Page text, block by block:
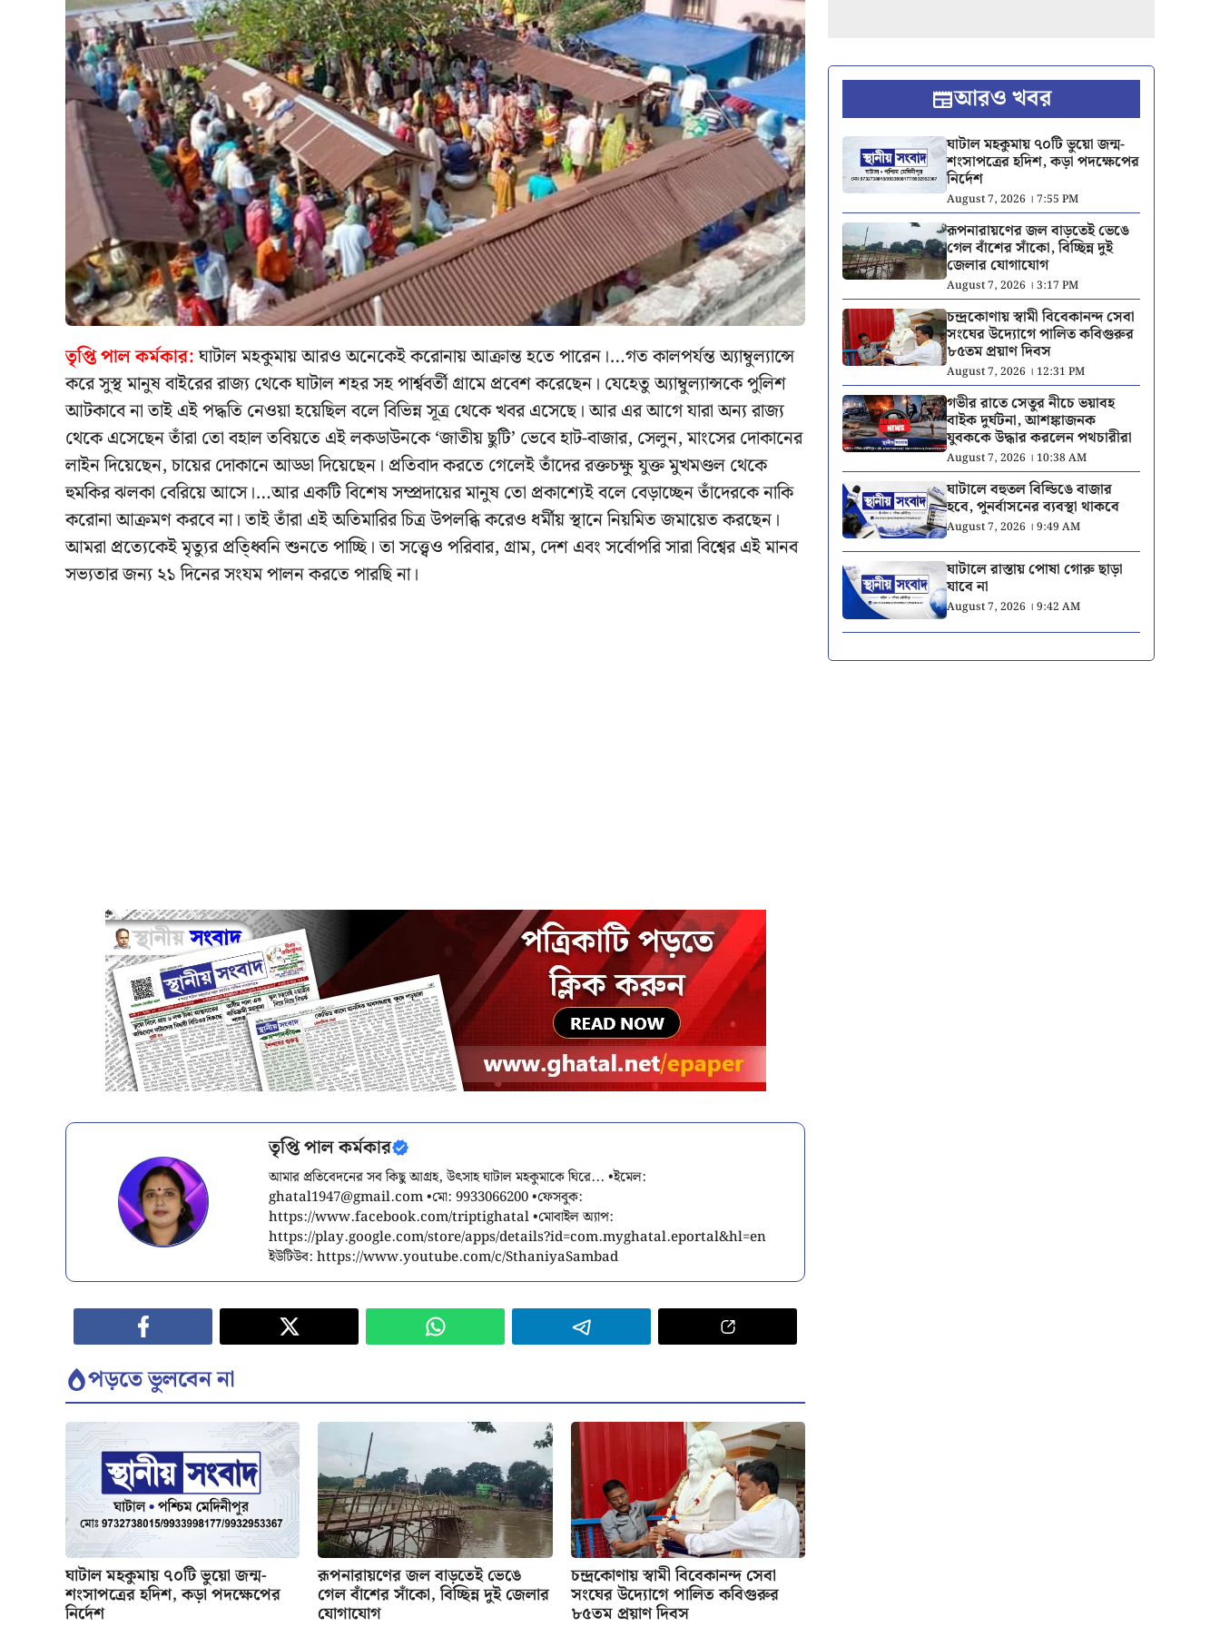
তৃপ্তি পাল কর্মকার:ঘাটাল মহকুমায় আরও অনেকেই করোনায় আক্রান্ত হতে পারেন।…গত কালপর্যন্ত অ্যাম্বুল্যান্সে
করে সুস্থ মানুষ বাইরের রাজ্য থেকে ঘাটাল শহর সহ পার্শ্ববর্তী গ্রামে প্রবেশ করেছেন। যেহেতু অ্যাম্বুল্যান্সকে পুলিশ
আটকাবে না তাই এই পদ্ধতি নেওয়া হয়েছিল বলে বিভিন্ন সূত্র থেকে খবর এসেছে। আর এর আগে যারা অন্য রাজ্য
থেকে এসেছেন তাঁরা তো বহাল তবিয়তে এই লকডাউনকে ‘জাতীয় ছুটি’ ভেবে হাট-বাজার, সেলুন, মাংসের দোকানের
লাইন দিয়েছেন, চায়ের দোকানে আড্ডা দিয়েছেন। প্রতিবাদ করতে গেলেই তাঁদের রক্তচক্ষু যুক্ত মুখমণ্ডল থেকে
হুমকির ঝলকা বেরিয়ে আসে।…আর একটি বিশেষ সম্প্রদায়ের মানুষ তো প্রকাশ্যেই বলে বেড়াচ্ছেন তাঁদেরকে নাকি
করোনা আক্রমণ করবে না। তাই তাঁরা এই অতিমারির চিত্র উপলব্ধি করেও ধর্মীয় স্থানে নিয়মিত জমায়েত করছেন।
আমরা প্রত্যেকেই মৃত্যুর প্রতি্‌ধ্বনি শুনতে পাচ্ছি। তা সত্ত্বেও পরিবার, গ্রাম, দেশ এবং সর্বোপরি সারা বিশ্বের এই মানব
সভ্যতার জন্য ২১ দিনের সংযম পালন করতে পারছি না।
তৃপ্তি পাল কর্মকার
আমার প্রতিবেদনের সব কিছু আগ্রহ, উৎসাহ ঘাটাল মহকুমাকে ঘিরে... •ইমেল:
ghatal1947@gmail.com•মো: 9933066200 •ফেসবুক:
https://www.facebook.com/triptighatal •মোবাইল অ্যাপ:
https://play.google.com/store/apps/details?id=com.myghatal.eportal&hl=en
ইউটিউব: https://www.youtube.com/c/SthaniyaSambad
পড়তে ভুলবেন না
ঘাটাল মহকুমায় ৭০টি ভুয়ো জন্ম-
শংসাপত্রের হদিশ, কড়া পদক্ষেপের
নির্দেশ
রূপনারায়ণের জল বাড়তেই ভেঙে
গেল বাঁশের সাঁকো, বিচ্ছিন্ন দুই জেলার
যোগাযোগ
চন্দ্রকোণায় স্বামী বিবেকানন্দ সেবা
সংঘের উদ্যোগে পালিত কবিগুরুর
৮৫তম প্রয়াণ দিবস
আরও খবর
ঘাটাল মহকুমায় ৭০টি ভুয়ো জন্ম-
শংসাপত্রের হদিশ, কড়া পদক্ষেপের
নির্দেশ
August 7, 2026 । 7:55 PM
রূপনারায়ণের জল বাড়তেই ভেঙে
গেল বাঁশের সাঁকো, বিচ্ছিন্ন দুই
জেলার যোগাযোগ
August 7, 2026 । 3:17 PM
চন্দ্রকোণায় স্বামী বিবেকানন্দ সেবা
সংঘের উদ্যোগে পালিত কবিগুরুর
৮৫তম প্রয়াণ দিবস
August 7, 2026 । 12:31 PM
গভীর রাতে সেতুর নীচে ভয়াবহ
বাইক দুর্ঘটনা, আশঙ্কাজনক
যুবককে উদ্ধার করলেন পথচারীরা
August 7, 2026 । 10:38 AM
ঘাটালে বহুতল বিল্ডিঙে বাজার
হবে, পুনর্বাসনের ব্যবস্থা থাকবে
August 7, 2026 । 9:49 AM
ঘাটালে রাস্তায় পোষা গোরু ছাড়া
যাবে না
August 7, 2026 । 9:42 AM